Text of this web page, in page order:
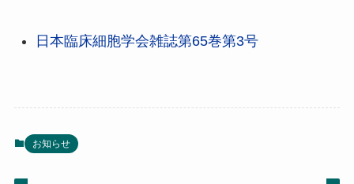
日本臨床細胞学会雑誌第65巻第3号
お知らせ